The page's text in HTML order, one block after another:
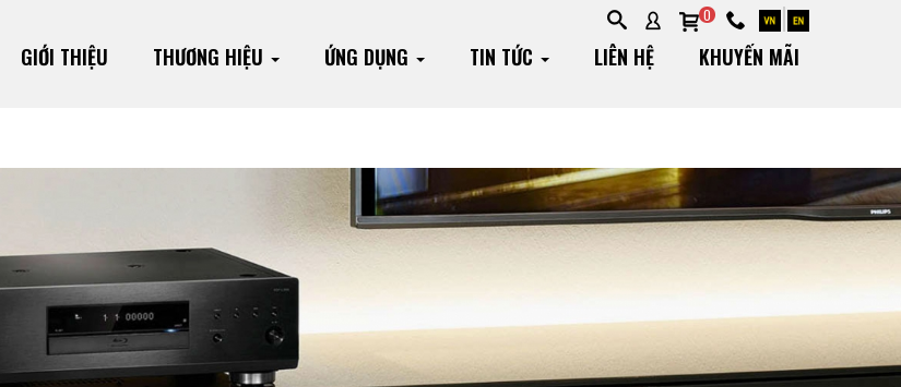
0
GIỚI THIỆU THƯƠNG HIỆU ỨNG DỤNG TIN TỨC LIÊN HỆ KHUYẾN MÃI